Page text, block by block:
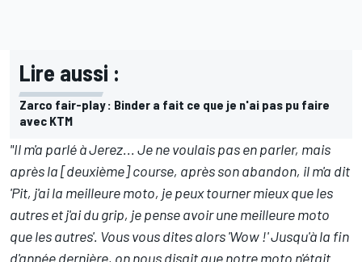
Lire aussi :
Zarco fair-play : Binder a fait ce que je n'ai pas pu faire
avec KTM
"Il m'a parlé à Jerez... Je ne voulais pas en parler, mais
après la [deuxième] course, après son abandon, il m'a dit
'Pit, j'ai la meilleure moto, je peux tourner mieux que les
autres et j'ai du grip, je pense avoir une meilleure moto
que les autres'. Vous vous dites alors 'Wow !' Jusqu'à la fin
d'année dernière, on nous disait que notre moto n'était